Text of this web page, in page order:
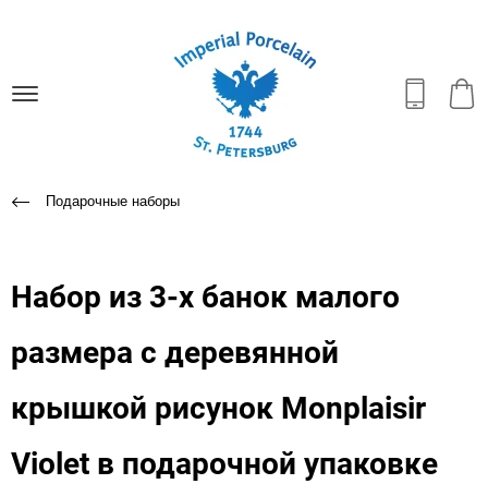
Подарочные наборы
Набор из 3-х банок малого
размера с деревянной
крышкой рисунок Monplaisir
Violet в подарочной упаковке